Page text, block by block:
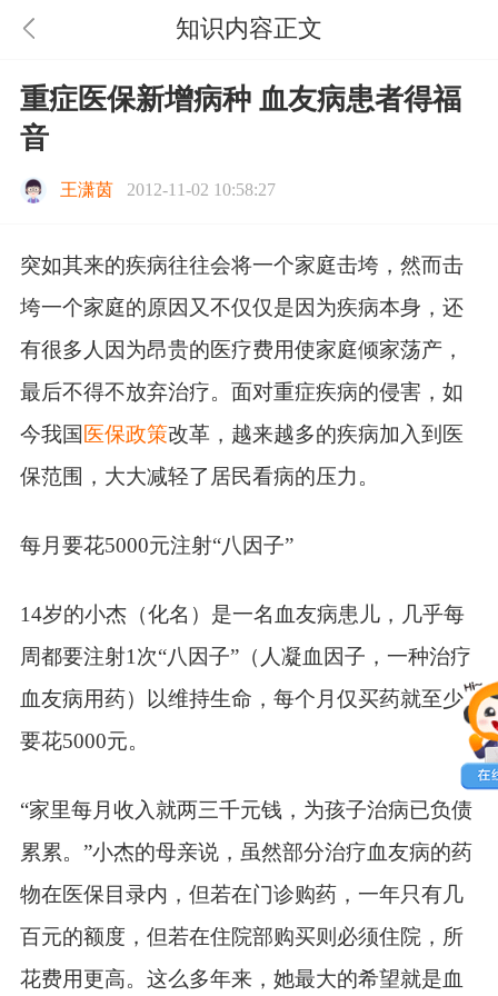
知识内容正文
重症医保新增病种 血友病患者得福
音
王潇茵 2012-11-02 10:58:27
突如其来的疾病往往会将一个家庭击垮，然而击
垮一个家庭的原因又不仅仅是因为疾病本身，还
有很多人因为昂贵的医疗费用使家庭倾家荡产，
最后不得不放弃治疗。面对重症疾病的侵害，如
今我国 医保政策改革，越来越多的疾病加入到医
保范围，大大减轻了居民看病的压力。
每月要花5000元注射“八因子”
14岁的小杰（化名）是一名血友病患儿，几乎每
周都要注射1 次“八因子”（人凝血因子，一种治疗
血友病用药）以维持生命，每个月仅买药就至少
要花5000元。
“家里每月收入就两三千元钱，为孩子治病已负债
累累。”小杰的母亲说，虽然部分治疗血友病的药
物在医保目录内，但若在门诊购药，一年只有几
百元的额度，但若在住院部购买则必须住院，所
花费用更高。这么多年来，她最大的希望就是血